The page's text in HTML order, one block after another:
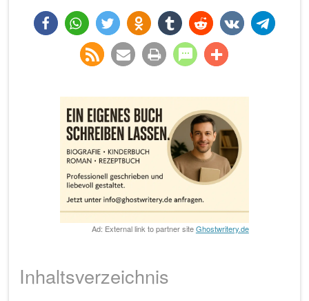
teilen twittern teilen teilen teilen teilen
Ad: External link to partner siteGhostwritery.de
Inhaltsverzeichnis